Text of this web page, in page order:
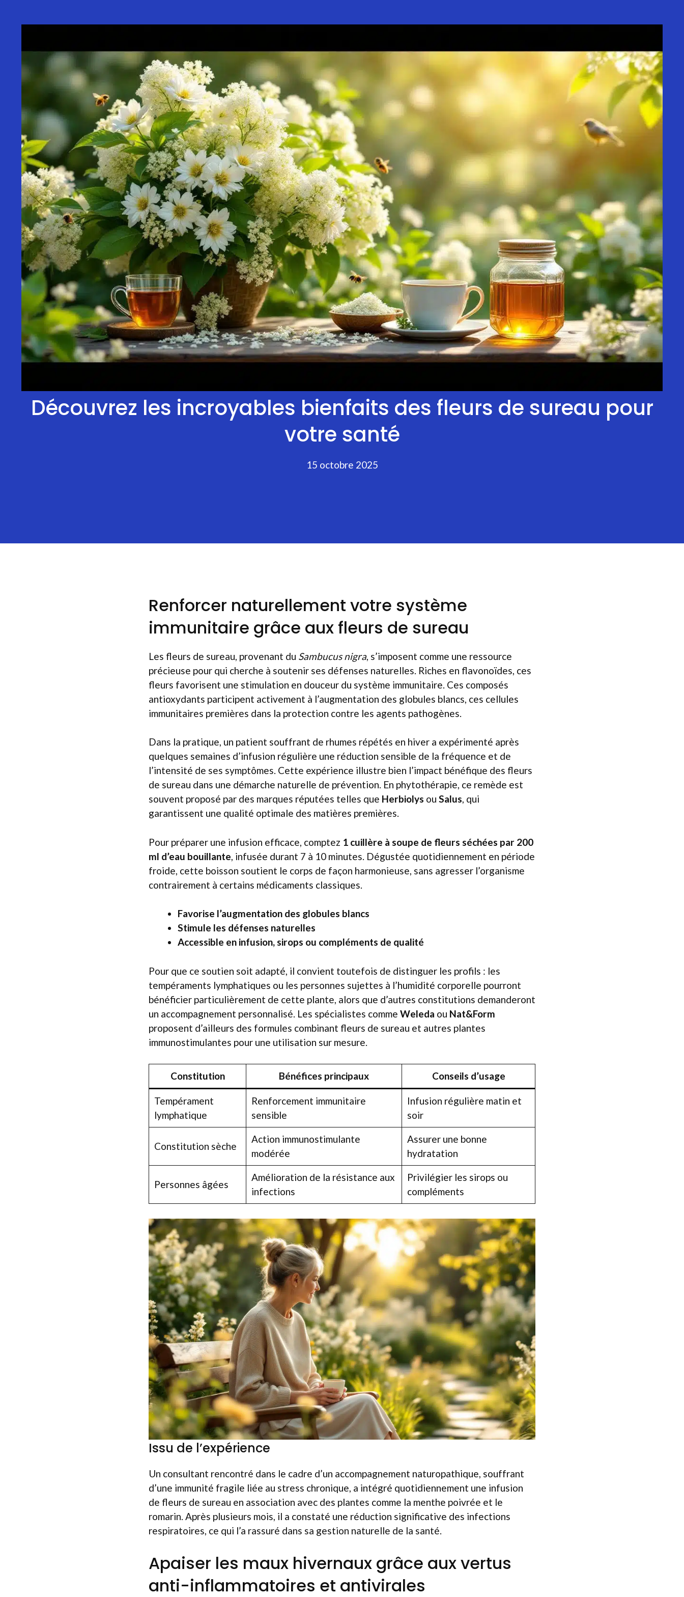
Découvrez les incroyables bienfaits des fleurs de sureau pour
votre santé
15 octobre 2025
Renforcer naturellement votre système
immunitaire grâce aux fleurs de sureau
Les fleurs de sureau, provenant du Sambucus nigra, s’imposent comme une ressource
précieuse pour qui cherche à soutenir ses défenses naturelles. Riches en flavonoïdes, ces
fleurs favorisent une stimulation en douceur du système immunitaire. Ces composés
antioxydants participent activement à l’augmentation des globules blancs, ces cellules
immunitaires premières dans la protection contre les agents pathogènes.
Dans la pratique, un patient souffrant de rhumes répétés en hiver a expérimenté après
quelques semaines d’infusion régulière une réduction sensible de la fréquence et de
l’intensité de ses symptômes. Cette expérience illustre bien l’impact bénéfique des fleurs
de sureau dans une démarche naturelle de prévention. En phytothérapie, ce remède est
souvent proposé par des marques réputées telles que Herbiolys ou Salus, qui
garantissent une qualité optimale des matières premières.
Pour préparer une infusion efficace, comptez 1 cuillère à soupe de fleurs séchées par 200
ml d’eau bouillante, infusée durant 7 à 10 minutes. Dégustée quotidiennement en période
froide, cette boisson soutient le corps de façon harmonieuse, sans agresser l’organisme
contrairement à certains médicaments classiques.
Favorise l’augmentation des globules blancs
Stimule les défenses naturelles
Accessible en infusion, sirops ou compléments de qualité
Pour que ce soutien soit adapté, il convient toutefois de distinguer les profils : les
tempéraments lymphatiques ou les personnes sujettes à l’humidité corporelle pourront
bénéficier particulièrement de cette plante, alors que d’autres constitutions demanderont
un accompagnement personnalisé. Les spécialistes comme Weleda ou Nat&Form
proposent d’ailleurs des formules combinant fleurs de sureau et autres plantes
immunostimulantes pour une utilisation sur mesure.
Constitution Bénéfices principaux Conseils d’usage
Tempérament
lymphatique
Renforcement immunitaire
sensible
Infusion régulière matin et
soir
Constitution sèche
Action immunostimulante
modérée
Assurer une bonne
hydratation
Personnes âgées
Amélioration de la résistance aux
infections
Privilégier les sirops ou
compléments
Issu de l’expérience
Un consultant rencontré dans le cadre d’un accompagnement naturopathique, souffrant
d’une immunité fragile liée au stress chronique, a intégré quotidiennement une infusion
de fleurs de sureau en association avec des plantes comme la menthe poivrée et le
romarin. Après plusieurs mois, il a constaté une réduction significative des infections
respiratoires, ce qui l’a rassuré dans sa gestion naturelle de la santé.
Apaiser les maux hivernaux grâce aux vertus
anti-inflammatoires et antivirales